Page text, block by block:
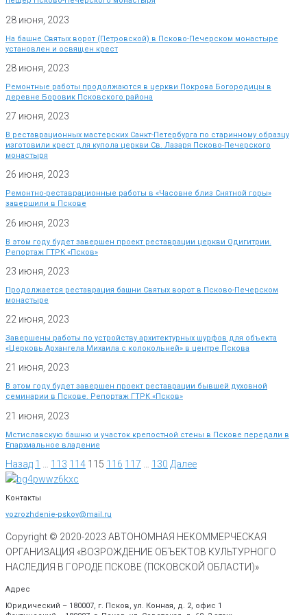
28 июня, 2023
На башне Святых ворот (Петровской) в Псково-Печерском монастыре
установлен и освящен крест
28 июня, 2023
Ремонтные работы продолжаются в церкви Покрова Богородицы в
деревне Боровик Псковского района
27 июня, 2023
В реставрационных мастерских Санкт-Петербурга по старинному образцу
изготовили крест для купола церкви Св. Лазаря Псково-Печерского
монастыря
26 июня, 2023
Ремонтно-реставрационные работы в «Часовне близ Снятной горы»
завершили в Пскове
26 июня, 2023
В этом году будет завершен проект реставрации церкви Одигитрии.
Репортаж ГТРК «Псков»
23 июня, 2023
Продолжается реставрация башни Святых ворот в Псково-Печерском
монастыре
22 июня, 2023
Завершены работы по устройству архитектурных шурфов для объекта
«Церковь Архангела Михаила с колокольней» в центре Пскова
21 июня, 2023
В этом году будет завершен проект реставрации бывшей духовной
семинарии в Пскове. Репортаж ГТРК «Псков»
21 июня, 2023
Мстиславскую башню и участок крепостной стены в Пскове передали в
Епархиальное владение
Назад 1 113 114 115 116 117 130 Далее
Контакты
vozrozhdenie-pskov@mail.ru
Copyright © 2020-2023 АВТОНОМНАЯ НЕКОММЕРЧЕСКАЯ
ОРГАНИЗАЦИЯ «ВОЗРОЖДЕНИЕ ОБЪЕКТОВ КУЛЬТУРНОГО
НАСЛЕДИЯ В ГОРОДЕ ПСКОВЕ (ПСКОВСКОЙ ОБЛАСТИ)»
Адрес
Юридический – 180007, г. Псков, ул. Конная, д. 2, офис 1